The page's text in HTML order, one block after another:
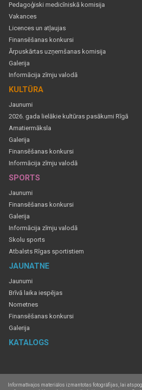
Pedagoģiski medicīniskā komisija
Vakances
Licences un atļaujas
Finansēšanas konkursi
Ārpuskārtas uzņemšanas komisija
Galerija
Informācija zīmju valodā
KULTŪRA
Jaunumi
2026. gada lielākie kultūras pasākumi Rīgā
Amatiermāksla
Galerija
Finansēšanas konkursi
Informācija zīmju valodā
SPORTS
Jaunumi
Finansēšanas konkursi
Galerija
Informācija zīmju valodā
Skolu sports
Atbalsts Rīgas sportistiem
JAUNATNE
Jaunumi
Brīvā laika iespējas
Nometnes
Finansēšanas konkursi
Galerija
KATALOGS
Informatīvajos materiālos izmantotas fotogrāfijas, lai